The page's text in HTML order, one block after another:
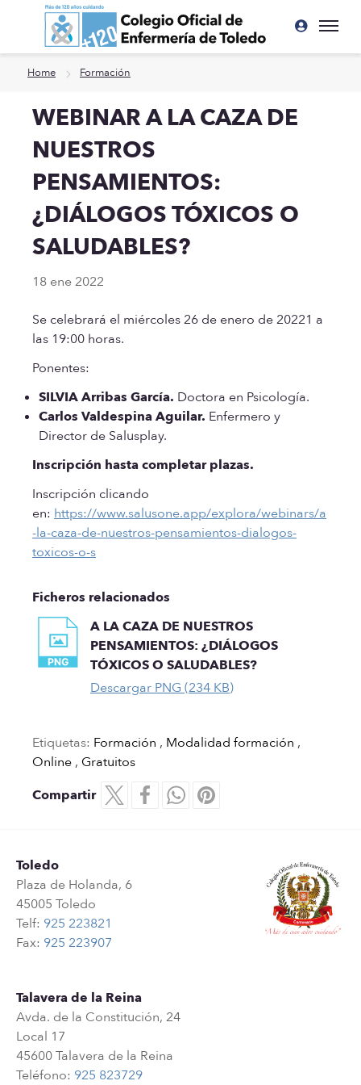
Ir a contenido principal
Home Formación
WEBINAR A LA CAZA DE
NUESTROS
PENSAMIENTOS:
¿DIÁLOGOS TÓXICOS O
SALUDABLES?
18 ene 2022
Se celebrará el miércoles 26 de enero de 20221 a
las 19:00 horas.
Ponentes:
SILVIA Arribas García. Doctora en Psicología.
Carlos Valdespina Aguilar. Enfermero y
Director de Salusplay.
Inscripción hasta completar plazas.
Inscripción clicando
en: https://www.salusone.app/explora/webinars/a
-la-caza-de-nuestros-pensamientos-dialogos-
toxicos-o-s
Ficheros relacionados
A LA CAZA DE NUESTROS
PENSAMIENTOS: ¿DIÁLOGOS
TÓXICOS O SALUDABLES?
Descargar PNG (234 KB)
Etiquetas: Formación , Modalidad formación ,
Online , Gratuitos
Compartir
Toledo
Plaza de Holanda, 6
45005 Toledo
Telf: 925 223821
Fax: 925 223907
Talavera de la Reina
Avda. de la Constitución, 24
Local 17
45600 Talavera de la Reina
Teléfono: 925 823729